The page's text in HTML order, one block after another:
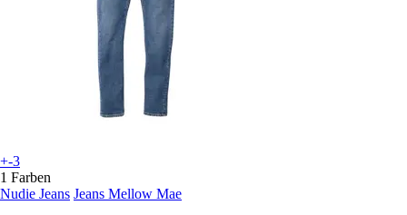
+-3
1 Farben
Nudie Jeans Jeans Mellow Mae